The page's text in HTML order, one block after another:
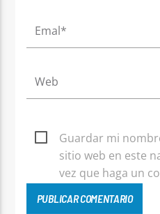
Guardar mi
sitio web en este
vez que haga un